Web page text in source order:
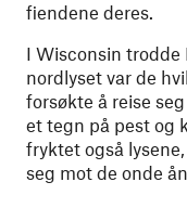
fiendene deres.
I Wisconsin
nordlyset var de
forsøkte å reise
et tegn på pest og
fryktet også
seg mot de onde